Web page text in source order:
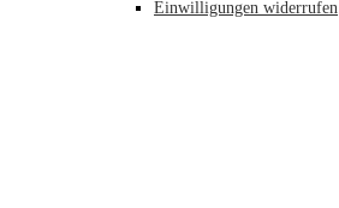
Einwilligungen widerrufen